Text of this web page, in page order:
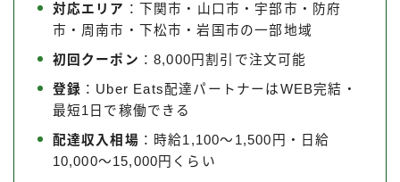
対応エリア ：下関市・山口市・宇部市・防府
市・周南市・下松市・岩国市の一部地域
初回クーポン ：8,000円割引で注文可能
登録 ：Uber Eats配達パートナーはWEB完結・
最短1日で稼働できる
配達収入相場 ：時給1,100〜1,500円・日給
10,000〜15,000円くらい